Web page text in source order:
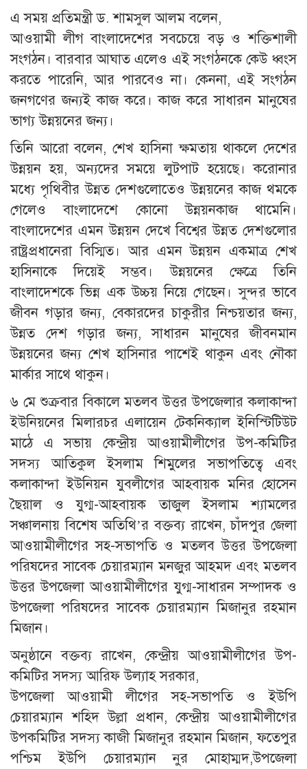
এ সময় প্রতিমন্ত্রী ড. শামসুল আলম বলেন,
আওয়ামী লীগ বাংলাদেশের সবচেয়ে বড় ও শক্তিশালী
সংগঠন। বারবার আঘাত এলেও এই সংগঠনকে কেউ ধ্বংস
করতে পারেনি, আর পারবেও না। কেননা, এই সংগঠন
জনগণের জন্যই কাজ করে। কাজ করে সাধারন মানুষের
ভাগ্য উন্নয়নের জন্য।
তিনি আরো বলেন, শেখ হাসিনা ক্ষমতায় থাকলে দেশের
উন্নয়ন হয়, অন্যদের সময়ে লুটপাট হয়েছে। করোনার
মধ্যে পৃথিবীর উন্নত দেশগুলোতেও উন্নয়নের কাজ থমকে
গেলেও বাংলাদেশে কোনো উন্নয়নকাজ থামেনি।
বাংলাদেশের এমন উন্নয়ন দেখে বিশ্বের উন্নত দেশগুলোর
রাষ্ট্রপ্রধানেরা বিস্মিত। আর এমন উন্নয়ন একমাত্র শেখ
হাসিনাকে দিয়েই সম্ভব। উন্নয়নের ক্ষেত্রে তিনি
বাংলাদেশকে ভিন্ন এক উচ্চয় নিয়ে গেছেন। সুন্দর ভাবে
জীবন গড়ার জন্য, বেকারদের চাকুরীর নিশ্চয়তার জন্য,
উন্নত দেশ গড়ার জন্য, সাধারন মানুষের জীবনমান
উন্নয়নের জন্য শেখ হাসিনার পাশেই থাকুন এবং নৌকা
মার্কার সাথে থাকুন।
৬ মে শুক্রবার বিকালে মতলব উত্তর উপজেলার কলাকান্দা
ইউনিয়নের মিলারচর এলায়েন টেকনিক্যাল ইনিস্টিটিউট
মাঠে এ সভায় কেন্দ্রীয় আওয়ামীলীগের উপ-কমিটির
সদস্য আতিকুল ইসলাম শিমুলের সভাপতিত্বে এবং
কলাকান্দা ইউনিয়ন যুবলীগের আহবায়ক মনির হোসেন
ছৈয়াল ও যুগ্ম-আহবায়ক তাজুল ইসলাম শ্যামলের
সঞ্চালনায় বিশেষ অতিথি’র বক্তব্য রাখেন, চাঁদপুর জেলা
আওয়ামীলীগের সহ-সভাপতি ও মতলব উত্তর উপজেলা
পরিষদের সাবেক চেয়ারম্যান মনজুর আহমদ এবং মতলব
উত্তর উপজেলা আওয়ামীলীগের যুগ্ম-সাধারন সম্পাদক ও
উপজেলা পরিষদের সাবেক চেয়ারম্যান মিজানুর রহমান
মিজান।
অনুষ্ঠানে বক্তব্য রাখেন, কেন্দ্রীয় আওয়ামীলীগের উপ-
কমিটির সদস্য আরিফ উল্যাহ সরকার,
উপজেলা আওয়ামী লীগের সহ-সভাপতি ও ইউপি
চেয়ারম্যান শহিদ উল্লা প্রধান, কেন্দ্রীয় আওয়ামীলীগের
উপকমিটির সদস্য কাজী মিজানুর রহমান মিজান, ফতেপুর
পশ্চিম ইউপি চেয়ারম্যান নুর মোহাম্মদ,উপজেলা